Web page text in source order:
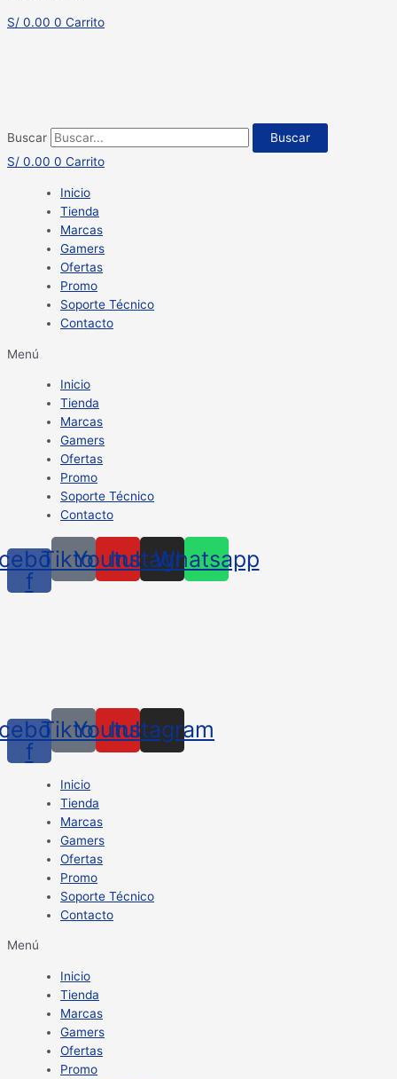
S/ 0.00 0 Carrito
Buscar
Buscar
S/ 0.00 0 Carrito
Inicio
Tienda
Marcas
Gamers
Ofertas
Promo
Soporte Técnico
Contacto
Menú
Inicio
Tienda
Marcas
Gamers
Ofertas
Promo
Soporte Técnico
Contacto
f
TiktokYoutube
Instagram
Whatsapp
f
TiktokYoutube
Instagram
Inicio
Tienda
Marcas
Gamers
Ofertas
Promo
Soporte Técnico
Contacto
Menú
Inicio
Tienda
Marcas
Gamers
Ofertas
Promo